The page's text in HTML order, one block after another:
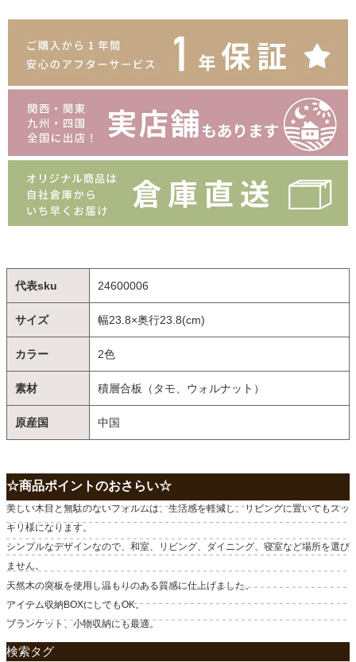
代表sku 24600006
サイズ 幅23.8×奥行23.8(cm)
カラー 2色
素材 積層合板（タモ、ウォルナット）
原産国 中国
☆商品ポイントのおさらい☆
美しい木目と無駄のないフォルムは、生活感を軽減し、リビングに置いてもスッ
キリ様になります。
シンプルなデザインなので、和室、リビング、ダイニング、寝室など場所を選び
ません。
天然木の突板を使用し温もりのある質感に仕上げました。
アイテム収納BOXにしてもOK。
ブランケット、小物収納にも最適。
検索タグ